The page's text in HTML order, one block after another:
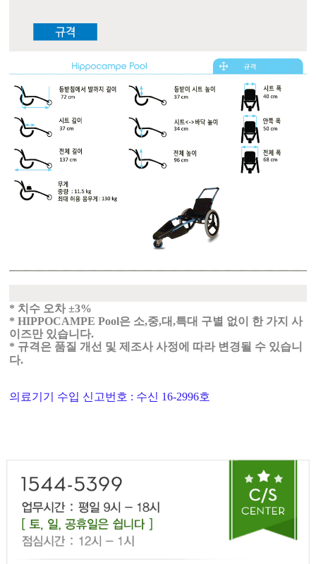
* 치수 오차±3%
* HIPPOCAMPE Pool은 소,중,대,특대 구별 없이 한 가지 사
이즈만 있습니다.
* 규격은 품질 개선 및 제조사 사정에 따라 변경될 수 있습니
다.
의료기기 수입 신고번호 : 수신 16-2996호